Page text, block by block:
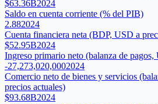
$63.36B2024
Saldo en cuenta corriente (% del PIB)
2.882024
Cuenta financiera neta (BDP, USD a
$52.95B2024
Ingreso primario neto (balanza de pagos,
-27,273,020,0002024
Comercio neto de bienes y servicios
precios actuales)
$93.68B2024